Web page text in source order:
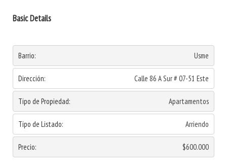
Basic Details
Barrio: Usme
Dirección: Calle 86 A Sur # 07-51 Este
Tipo de Propiedad: Apartamentos
Tipo de Listado: Arriendo
Precio: $600.000